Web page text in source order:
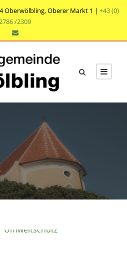
Oberwölbling, Oberer Markt 1 | +43 (0)
/2309